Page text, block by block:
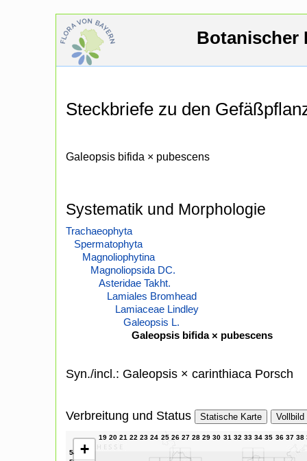
Botanischer
Steckbriefe zu den
Galeopsis bifida × pubescens
Systematik und Morphologie
Trachaeophyta
Spermatophyta
Magnoliophytina
Magnoliopsida DC.
Asteridae Takht.
Lamiales Bromhead
Lamiaceae Lindley
Galeopsis L.
Galeopsis bifida × pubescens
Syn./incl.: Galeopsis × carinthiaca Porsch
Verbreitung und Status Statische Karte Vollbild
+